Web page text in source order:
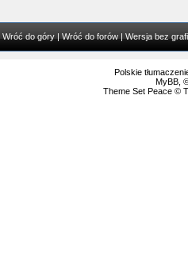
Wróć do góry| Wróć do forów| Wersja bez
Polskie
MyBB,
Theme Set Peace ©